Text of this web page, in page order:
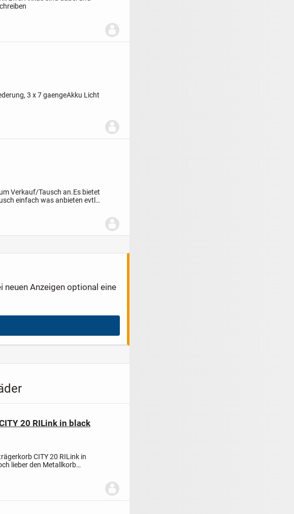
3 x 7 gaengeAkku Licht
Verkauf/Tausch an.Es bietet
einfach was anbieten evtl
neuen Anzeigen optional eine
20 RILink in black
CITY 20 RILink in
lieber den Metallkorb